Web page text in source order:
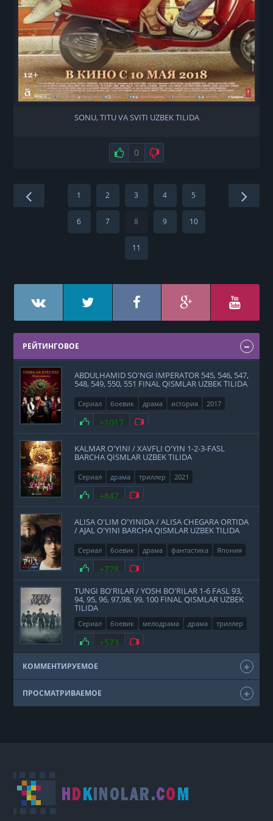
SONU, TITU VA SVITI UZBEK TILIDA
Нравится
0 Не нравится
1 2 3 4 5
6 7 8 9 10
11
РЕЙТИНГОВОЕ
ABDULHAMID SO'NGI IMPERATOR 545, 546, 547,
548, 549, 550, 551 FINAL QISMLAR UZBEK TILIDA
Сериал боевик драма история 2017
Нравится
+1017 Не нравится
KALMAR O'YINI / XAVFLI O'YIN 1-2-3-FASL
BARCHA QISMLAR UZBEK TILIDA
Сериал драма триллер 2021
Нравится
+847 Не нравится
ALISA O'LIM O'YINIDA / ALISA CHEGARA ORTIDA
/ AJAL O'YINI BARCHA QISMLAR UZBEK TILIDA
Сериал боевик драма фантастика
Япония
2020
Нравится
+728 Не нравится
TUNGI BO'RILAR / YOSH BO'RILAR 1-6 FASL 93,
94, 95, 96, 97,98, 99, 100 FINAL QISMLAR UZBEK
TILIDA
Сериал боевик мелодрама драма
триллер
фэнтези
США 2011
Нравится
+573 Не нравится
КОММЕНТИРУЕМОЕ
ПРОСМАТРИВАЕМОЕ